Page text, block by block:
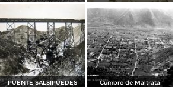
PUENTE SALSIPUEDES Cumbre de Maltrata